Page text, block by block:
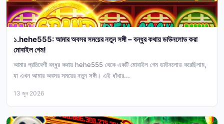
১.hehe555: আমার অবসর সময়ের নতুন সঙ্গী – বন্ধুর কথায় ডাউনলোড করা
মোবাইল গেম!
আমার প্রতিবেশী বন্ধুর কথায় hehe555 থেকে একটি মোবাইল গেম ডাউনলোড করেছিলাম,
যা এখন আমার অবসর সময়ের নতুন সঙ্গী। এই ধাঁধার...
13 জুন 2026